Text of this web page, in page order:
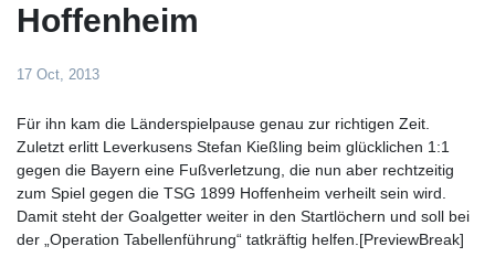
Hoffenheim
17 Oct, 2013
Für ihn kam die Länderspielpause genau zur richtigen Zeit.
Zuletzt erlitt Leverkusens Stefan Kießling beim glücklichen 1:1
gegen die Bayern eine Fußverletzung, die nun aber rechtzeitig
zum Spiel gegen die TSG 1899 Hoffenheim verheilt sein wird.
Damit steht der Goalgetter weiter in den Startlöchern und soll bei
der „Operation Tabellenführung“ tatkräftig helfen.[PreviewBreak]